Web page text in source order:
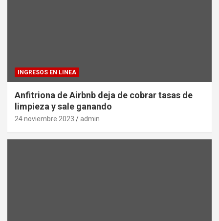
INGRESOS EN LINEA
Anfitriona de Airbnb deja de cobrar tasas de
limpieza y sale ganando
24 noviembre 2023 admin